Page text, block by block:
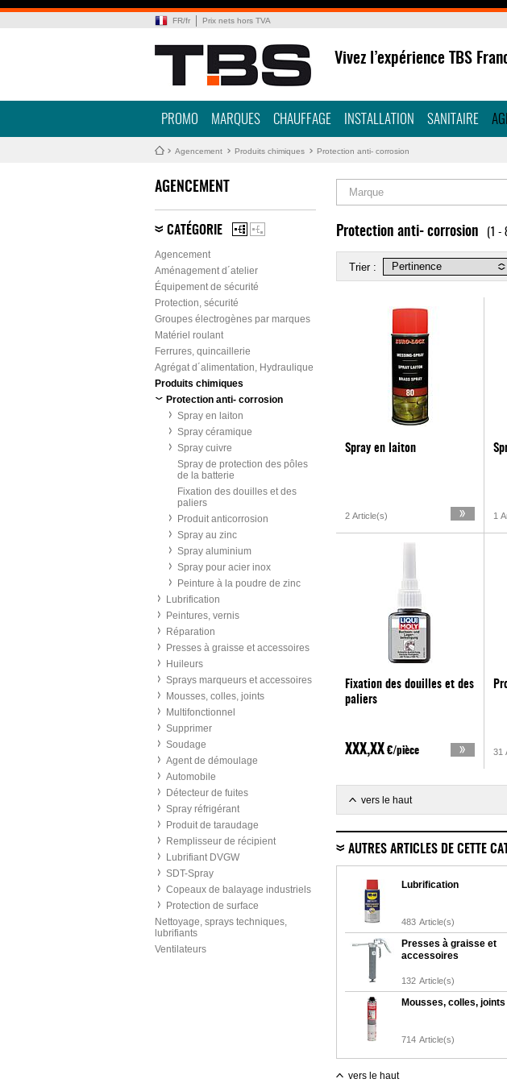
FR/fr Prix nets hors TVA
Vivez l’expérience TBS
PROMO MARQUES CHAUFFAGE INSTALLATION SANITAIRE
Agencement Produits chimiques Protection anti- corrosion
AGENCEMENT
CATÉGORIE
Agencement
Aménagement d´atelier
Équipement de sécurité
Protection, sécurité
Groupes électrogènes par marques
Matériel roulant
Ferrures, quincaillerie
Agrégat d´alimentation, Hydraulique
Produits chimiques
Protection anti- corrosion
Spray en laiton
Spray céramique
Spray cuivre
Spray de protection des pôles
de la batterie
Fixation des douilles et des
paliers
Produit anticorrosion
Spray au zinc
Spray aluminium
Spray pour acier inox
Peinture à la poudre de zinc
Lubrification
Peintures, vernis
Réparation
Presses à graisse et accessoires
Huileurs
Sprays marqueurs et accessoires
Mousses, colles, joints
Multifonctionnel
Supprimer
Soudage
Agent de démoulage
Automobile
Détecteur de fuites
Spray réfrigérant
Produit de taraudage
Remplisseur de récipient
Lubrifiant DVGW
SDT-Spray
Copeaux de balayage industriels
Protection de surface
Nettoyage, sprays techniques,
lubrifiants
Ventilateurs
Marque
Protection anti- corrosion (1 -
Trier :
Spray en laiton
2 Article(s) 1
Fixation des douilles et des
paliers
XXX,XX €/pièce 31
vers le haut
AUTRES ARTICLES DE CETTE
Lubrification
483 Article(s)
Presses à graisse et
accessoires
132 Article(s)
Mousses, colles, joints
714 Article(s)
vers le haut